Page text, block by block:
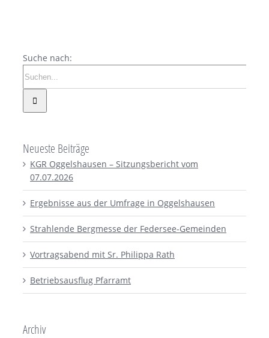
Suche nach:
Neueste Beiträge
KGR Oggelshausen – Sitzungsbericht vom
07.07.2026
Ergebnisse aus der Umfrage in Oggelshausen
Strahlende Bergmesse der Federsee-Gemeinden
Vortragsabend mit Sr. Philippa Rath
Betriebsausflug Pfarramt
Archiv